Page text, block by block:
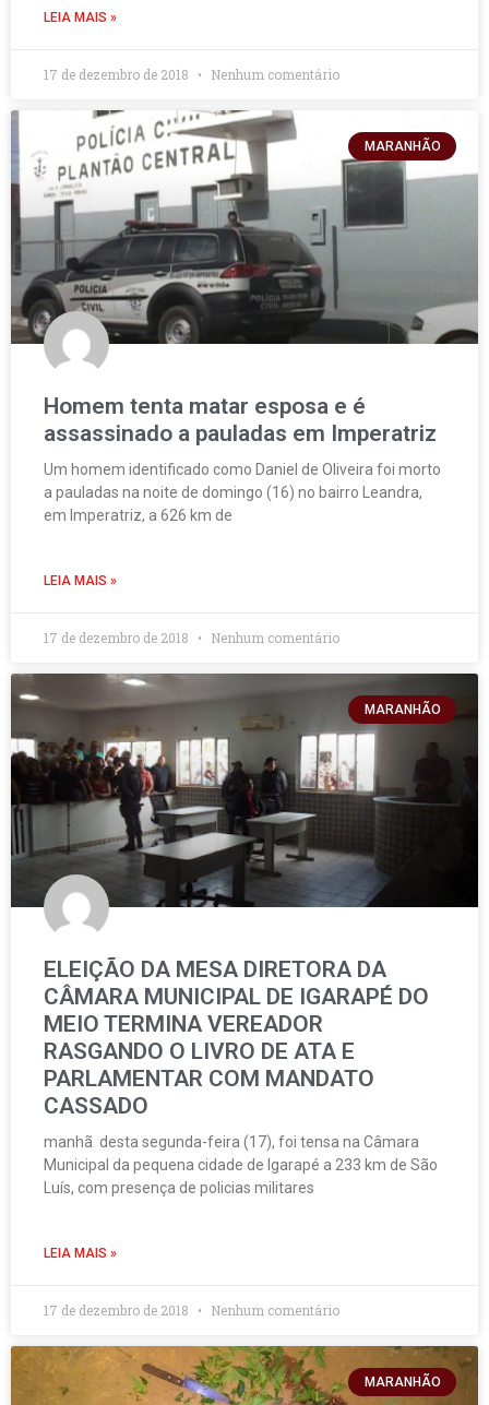
LEIA MAIS »
17 de dezembro de 2018 Nenhum comentário
MARANHÃO
Homem tenta matar esposa e é
assassinado a pauladas em Imperatriz
Um homem identificado como Daniel de Oliveira foi morto
a pauladas na noite de domingo (16) no bairro Leandra,
em Imperatriz, a 626 km de
LEIA MAIS »
17 de dezembro de 2018 Nenhum comentário
MARANHÃO
ELEIÇÃO DA MESA DIRETORA DA
CÂMARA MUNICIPAL DE IGARAPÉ DO
MEIO TERMINA VEREADOR
RASGANDO O LIVRO DE ATA E
PARLAMENTAR COM MANDATO
CASSADO
manhã desta segunda-feira (17), foi tensa na Câmara
Municipal da pequena cidade de Igarapé a 233 km de São
Luís, com presença de policias militares
LEIA MAIS »
17 de dezembro de 2018 Nenhum comentário
MARANHÃO